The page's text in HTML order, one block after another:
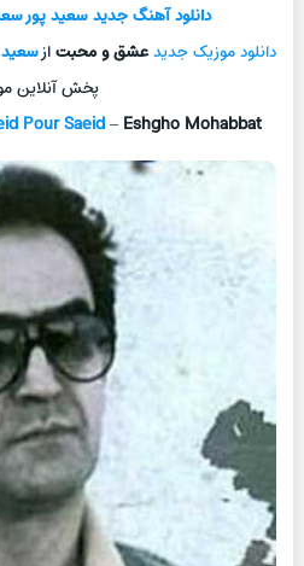
دانلود آهنگ جدیدسعید پور
دانلود موزیک جدیدعشق و محبتاز
پخش آنلاین
Pour Saeid– Eshgho Mohabbat